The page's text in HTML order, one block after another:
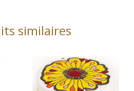
similaires